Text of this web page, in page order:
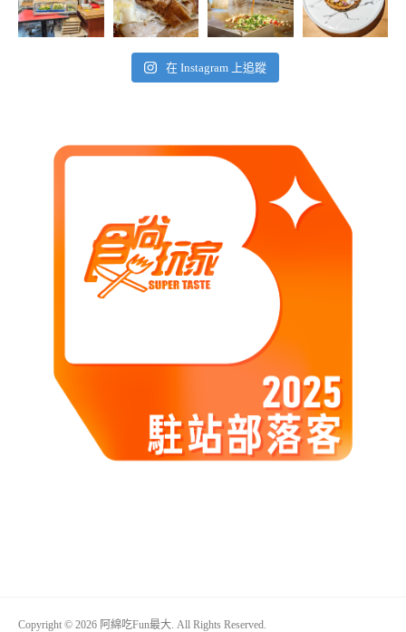
在 Instagram 上追蹤
Copyright © 2026 阿綿吃Fun最大. All Rights Reserved.